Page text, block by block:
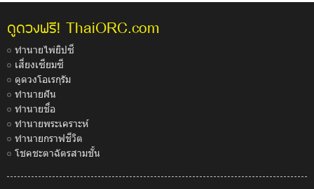
ดูดวงฟรี! ThaiORC.com
ทำนายไพ่ยิปซี
เสี่ยงเซียมซี
ดูดวงโอเรกุรัม
ทำนายฝัน
ทำนายชื่อ
ทำนายพระเคราะห์
ทำนายกราฟชีวิต
โชคชะตาฉัตรสามชั้น